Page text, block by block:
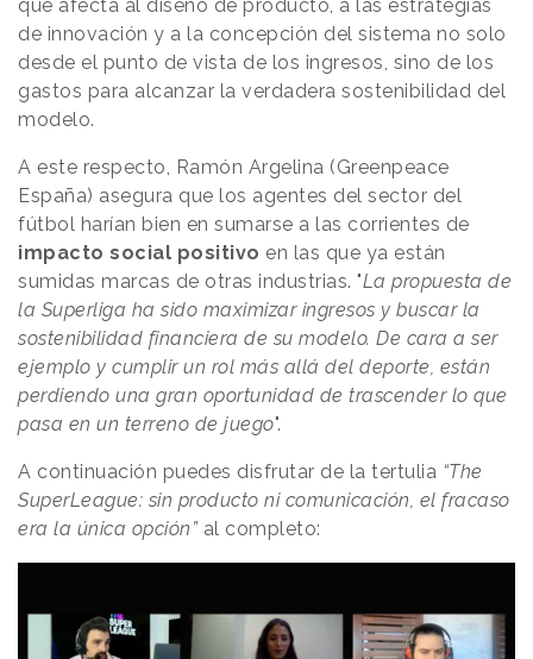
que afecta al diseño de producto, a las estrategias
de innovación y a la concepción del sistema no solo
desde el punto de vista de los ingresos, sino de los
gastos para alcanzar la verdadera sostenibilidad del
modelo.
A este respecto, Ramón Argelina (Greenpeace
España) asegura que los agentes del sector del
fútbol harían bien en sumarse a las corrientes de
impacto social positivo en las que ya están
sumidas marcas de otras industrias. "La propuesta de
la Superliga ha sido maximizar ingresos y buscar la
sostenibilidad financiera de su modelo. De cara a ser
ejemplo y cumplir un rol más allá del deporte, están
perdiendo una gran oportunidad de trascender lo que
pasa en un terreno de juego".
A continuación puedes disfrutar de la tertulia “The
SuperLeague: sin producto ni comunicación, el fracaso
era la única opción” al completo: